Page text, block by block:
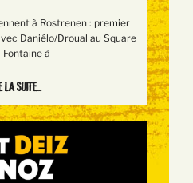
à Rostrenen : premier
Daniélo/Droual au Square
Fontaine à
la suite...